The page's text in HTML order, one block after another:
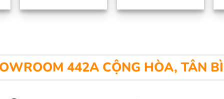
442A CỘNG HÒA, TÂN